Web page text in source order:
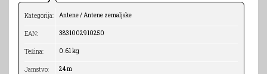
Kategorija: Antene / Antene zemaljske
EAN: 3831002910250
Težina: 0.61 kg
Jamstvo: 24 m